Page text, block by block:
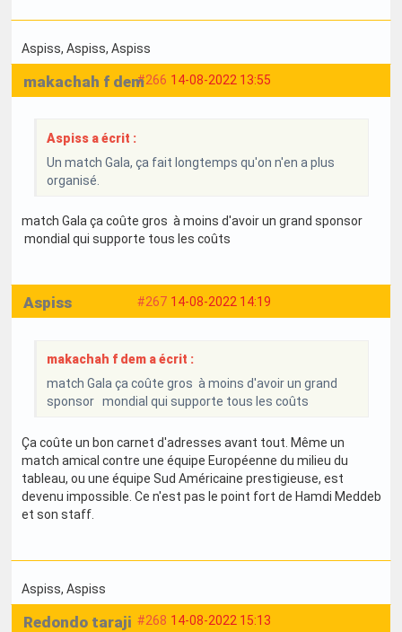
Aspiss, Aspiss, Aspiss
#266 14-08-2022 13:55
makachah f dem
Aspiss a écrit :
Un match Gala, ça fait longtemps qu'on n'en a plus
organisé.
match Gala ça coûte gros à moins d'avoir un grand sponsor
mondial qui supporte tous les coûts
#267 14-08-2022 14:19
Aspiss
makachah f dem a écrit :
match Gala ça coûte gros à moins d'avoir un grand
sponsor mondial qui supporte tous les coûts
Ça coûte un bon carnet d'adresses avant tout. Même un
match amical contre une équipe Européenne du milieu du
tableau, ou une équipe Sud Américaine prestigieuse, est
devenu impossible. Ce n'est pas le point fort de Hamdi Meddeb
et son staff.
Aspiss, Aspiss
#268 14-08-2022 15:13
Redondo taraji